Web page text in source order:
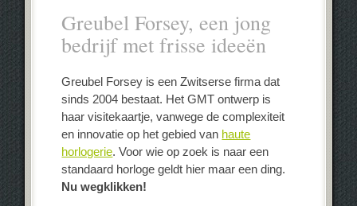
Greubel Forsey, een jong
bedrijf met frisse ideeën
Greubel Forsey is een Zwitserse firma dat
sinds 2004 bestaat. Het GMT ontwerp is
haar visitekaartje, vanwege de complexiteit
en innovatie op het gebied van haute
horlogerie. Voor wie op zoek is naar een
standaard horloge geldt hier maar een ding.
Nu wegklikken!